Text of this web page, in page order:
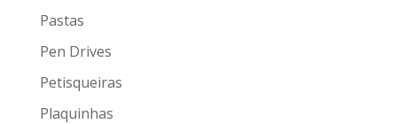
Pastas
Pen Drives
Petisqueiras
Plaquinhas